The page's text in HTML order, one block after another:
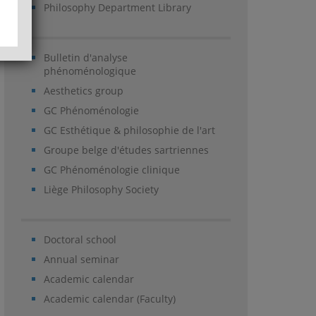
Philosophy Department Library
Bulletin d'analyse
phénoménologique
Aesthetics group
GC Phénoménologie
GC Esthétique & philosophie de l'art
Groupe belge d'études sartriennes
GC Phénoménologie clinique
Liège Philosophy Society
Doctoral school
Annual seminar
Academic calendar
Academic calendar (Faculty)